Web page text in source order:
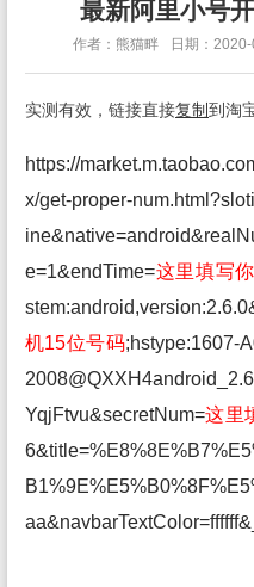
最新阿里小号
作者：熊猫畔 日期：
实测有效，链接直接复制 到淘
https://
x/get-proper-
e=1&endTime=这里填写
机15位号码;hstype:1607-
YqjFtvu&secretNum=这里